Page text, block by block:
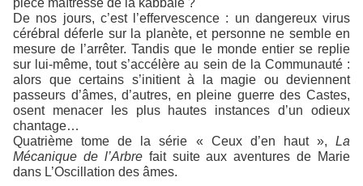
pièce maîtresse de la kabbale ?
De nos jours, c’est l’effervescence : un dangereux virus
cérébral déferle sur la planète, et personne ne semble en
mesure de l’arrêter. Tandis que le monde entier se replie
sur lui-même, tout s’accélère au sein de la Communauté :
alors que certains s’initient à la magie ou deviennent
passeurs d’âmes, d’autres, en pleine guerre des Castes,
osent menacer les plus hautes instances d’un odieux
chantage…
Quatrième tome de la série « Ceux d’en haut », La
Mécanique de l’Arbrefait suite aux aventures de Marie
dans L’Oscillation des âmes.